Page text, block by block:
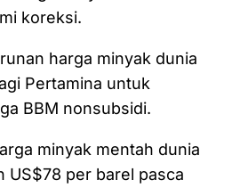
koreksi.
harga minyak dunia
Pertamina untuk
BBM nonsubsidi.
minyak mentah dunia
US$78 per barel pasca